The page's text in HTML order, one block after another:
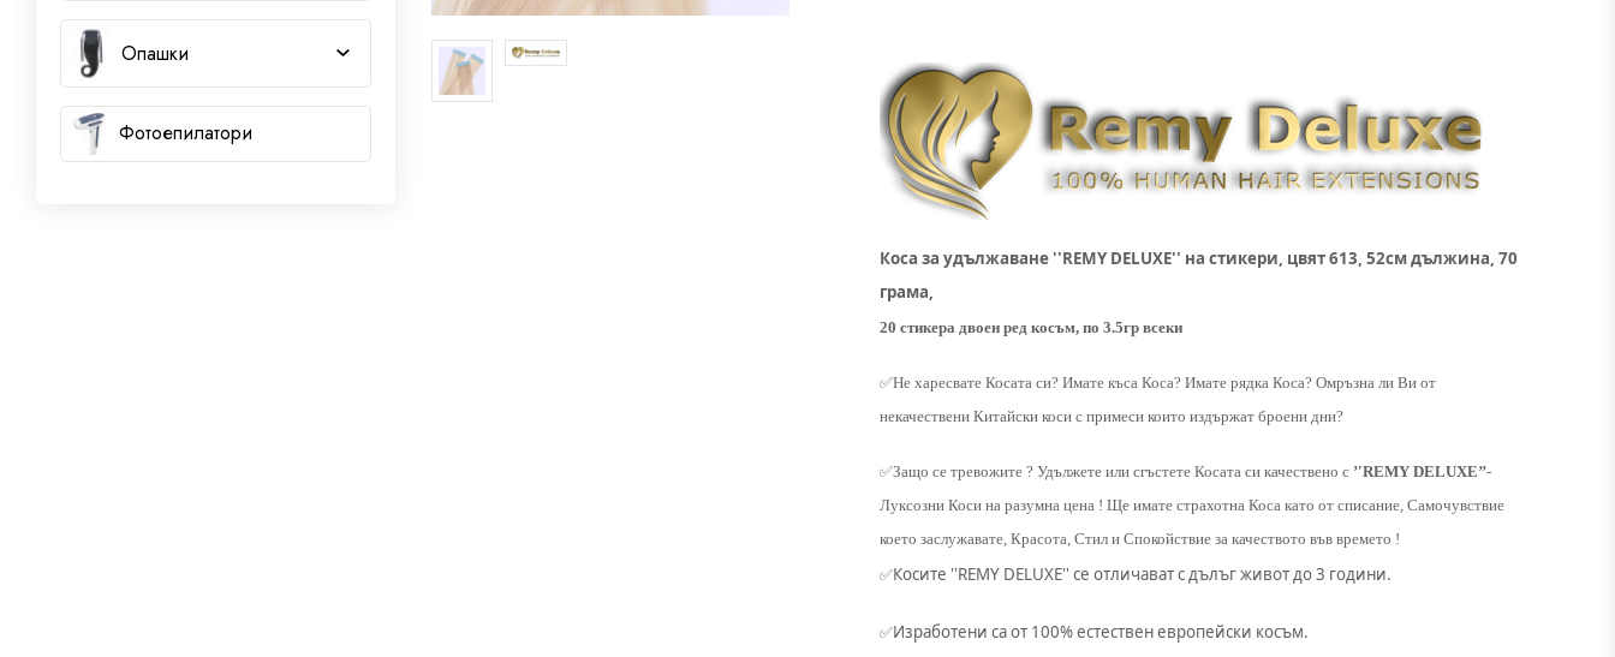
Опашки
Фотоепилатори
Коса за удължаване ''REMY DELUXE'' на стикери, цвят 613, 52см дължина, 70
грама,
20 стикера двоен ред косъм, по 3.5гр всеки
✅Не харесвате Косата си? Имате къса Коса? Имате рядка Коса? Омръзна ли Ви от
некачествени Китайски коси с примеси които издържат броени дни?
✅Защо се тревожите ? Удължете или сгъстете Косата си качествено с ’'REMY DELUXE’’-
Луксозни Коси на разумна цена ! Ще имате страхотна Коса като от списание, Самочувствие
което заслужавате, Красота, Стил и Спокойствие за качеството във времето !
✅Косите ''REMY DELUXE'' се отличават с дълъг живот до 3 години.
✅Изработени са от 100% естествен европейски косъм.